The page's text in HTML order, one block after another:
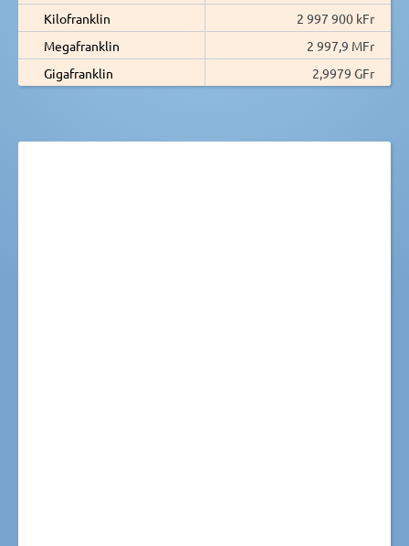
Kilofranklin
2 997 900 kFr
Megafranklin
2 997,9 MFr
Gigafranklin
2,9979 GFr